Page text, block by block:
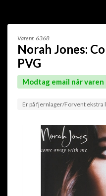
Varenr. 6368
Norah Jones:
PVG
Modtag email når
Er på fjernlager/Forvent ekstra